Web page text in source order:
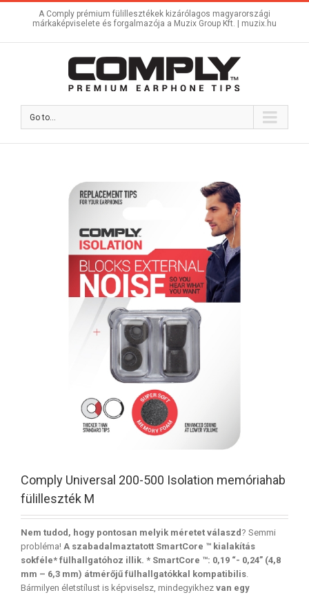
A Comply prémium fülillesztékek kizárólagos magyarországi
márkaképviselete és forgalmazója a Muzix Group Kft. | muzix.hu
Go to...
Comply Universal 200-500 Isolation memóriahab
fülilleszték M
Nem tudod, hogy pontosan melyik méretet válaszd ? Semmi
probléma! A szabadalmaztatott SmartCore ™ kialakítás
sokféle* fülhallgatóhoz illik. * SmartCore ™: 0,19 “- 0,24” (4,8
mm – 6,3 mm) átmérőjű fülhallgatókkal kompatibilis.
Bármilyen életstílust is képviselsz, mindegyikhez van egy